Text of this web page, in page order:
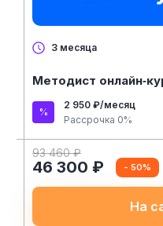
3 месяца
Методист
2 950 ₽/месяц
Рассрочка 0%
93 460 ₽
46 300 ₽ - 50%
На